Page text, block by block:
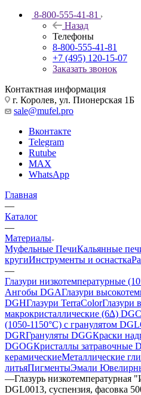
8-800-555-41-81
Назад
Телефоны
8-800-555-41-81
+7 (495) 120-15-07
Заказать звонок
Контактная информация
г. Королев, ул. Пионерская 1Б
sale@mufel.pro
Вконтакте
Telegram
Rutube
MAX
WhatsApp
Главная
—
Каталог
—
Материалы
Муфельные ПечиКальянные
кругиИнструменты и оснастка
—
Глазури низкотемпературные
Ангобы DGAГлазури
DGHГлазури TerraColorГлазури
макрокристаллические (6∆) DGC
(1050-1150°С) с гранулятом
DGRГрануляты DGGКраски
DGOGКристаллы затравочные
керамическиеМеталлические
литьяПигментыЭмали
—Глазурь низкотемпературная
DGL0013, суспензия, фасовка